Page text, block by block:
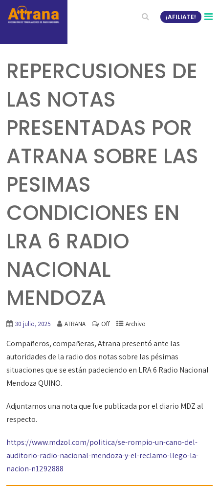
¡AFILIATE!
REPERCUSIONES DE
LAS NOTAS
PRESENTADAS POR
ATRANA SOBRE LAS
PESIMAS
CONDICIONES EN
LRA 6 RADIO
NACIONAL
MENDOZA
30 julio, 2025 ATRANA Off Archivo
Compañeros, compañeras, Atrana presentó ante las
autoridades de la radio dos notas sobre las pésimas
situaciones que se están padeciendo en LRA 6 Radio Nacional
Mendoza QUINO.
Adjuntamos una nota que fue publicada por el diario MDZ al
respecto.
https://www.mdzol.com/politica/se-rompio-un-cano-del-
auditorio-radio-nacional-mendoza-y-el-reclamo-llego-la-
nacion-n1292888